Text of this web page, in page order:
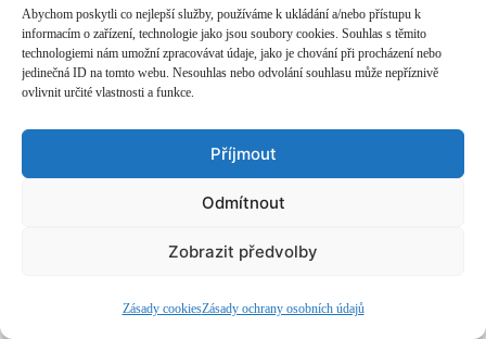
Abychom poskytli co nejlepší služby, používáme k ukládání a/nebo přístupu k
informacím o zařízení, technologie jako jsou soubory cookies. Souhlas s těmito
technologiemi nám umožní zpracovávat údaje, jako je chování při procházení nebo
jedinečná ID na tomto webu. Nesouhlas nebo odvolání souhlasu může nepříznivě
ovlivnit určité vlastnosti a funkce.
Příjmout
Odmítnout
Zobrazit předvolby
Zásady cookiesZásady ochrany osobních údajů
ČASOPIS O JINÉ HUDBĚ | vydáváHudební informační středisko
založeno 2001 | Kontaktujte nás: info@hisvoice.cz
©2026 HISvoice – design a adminAtelier Dokument